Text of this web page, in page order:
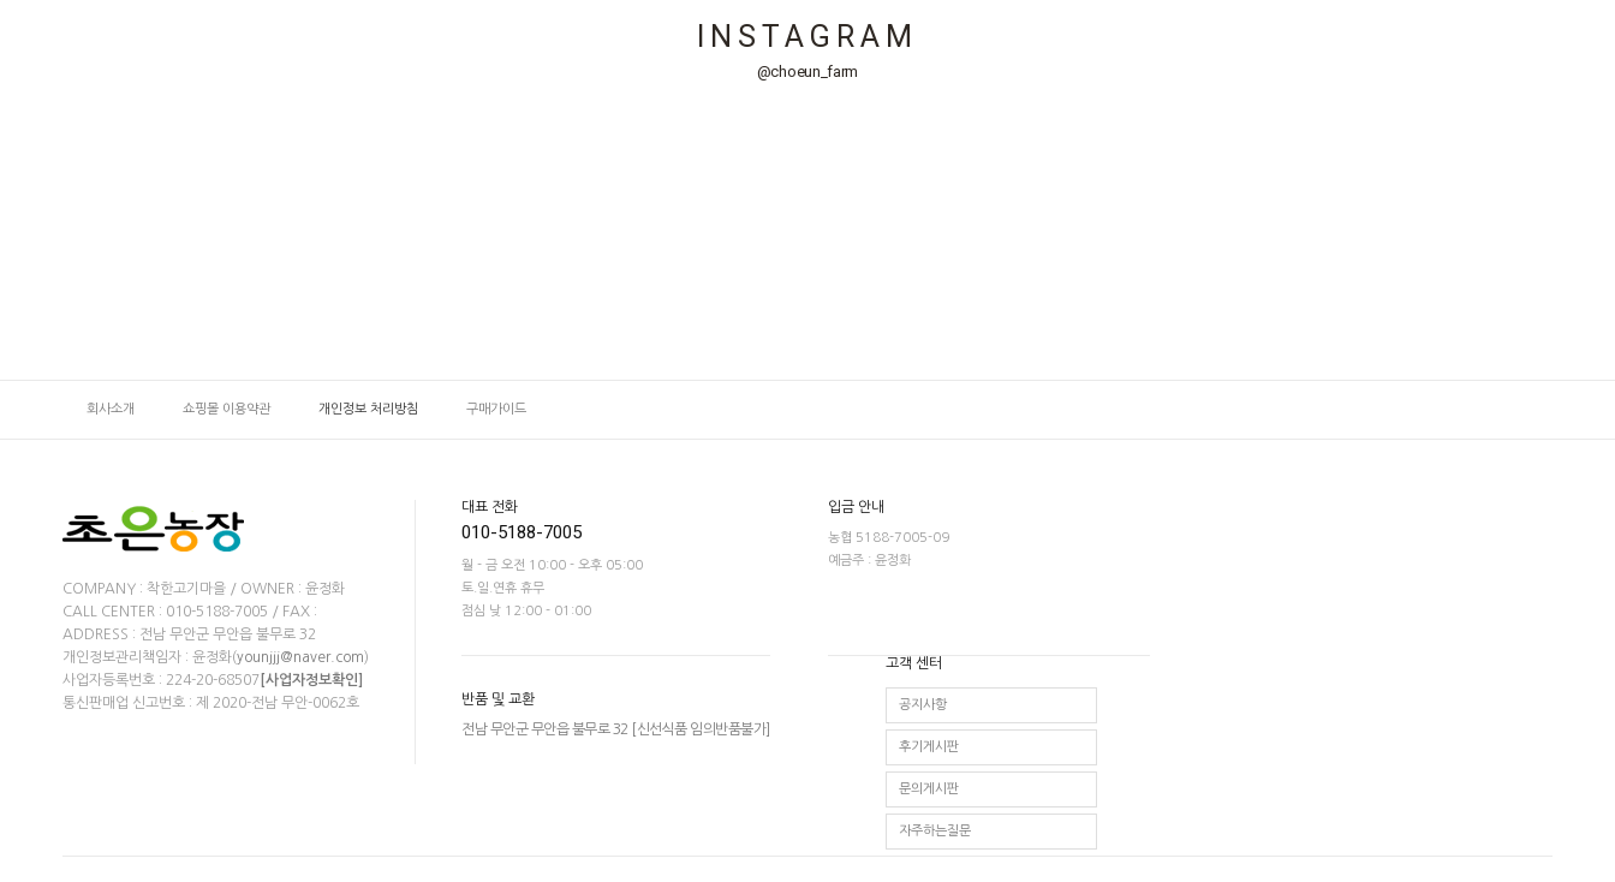
INSTAGRAM
@choeun_farm
회사소개 쇼핑몰 이용약관 개인정보 처리방침 구매가이드
COMPANY : 착한고기마을 / OWNER : 윤정화
CALL CENTER : 010-5188-7005 / FAX :
ADDRESS : 전남 무안군 무안읍 불무로 32
개인정보관리책임자 : 윤정화(younjjj@naver.com)
사업자등록번호 : 224-20-68507 [사업자정보확인]
통신판매업 신고번호 : 제 2020-전남 무안-0062호
대표 전화
010-5188-7005
월 - 금 오전 10:00 - 오후 05:00
토.일.연휴 휴무
점심 낮 12:00 - 01:00
반품 및 교환
전남 무안군 무안읍 불무로 32 [신선식품 임의반품불가]
입금 안내
농협 5188-7005-09
예금주 : 윤정화
고객 센터
공지사항
후기게시판
문의게시판
자주하는질문